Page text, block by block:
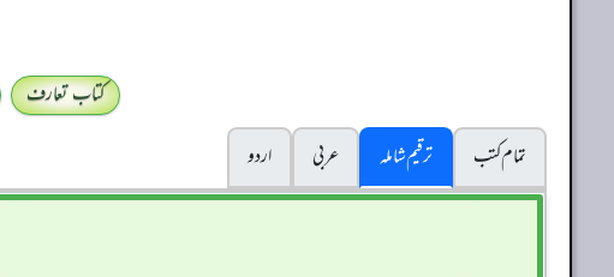
کتاب تعارف
تمام کتب
ترقیم شاملہ عربی
اردو